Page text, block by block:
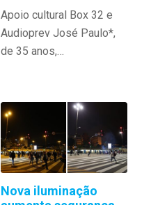
Apoio cultural Box 32 e
Audioprev José Paulo*,
de 35 anos,…
Nova iluminação